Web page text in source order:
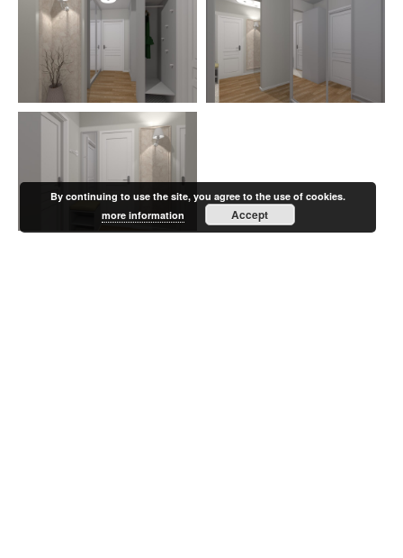
By continuing to use the site, you agree to the use of cookies.
more information
Accept